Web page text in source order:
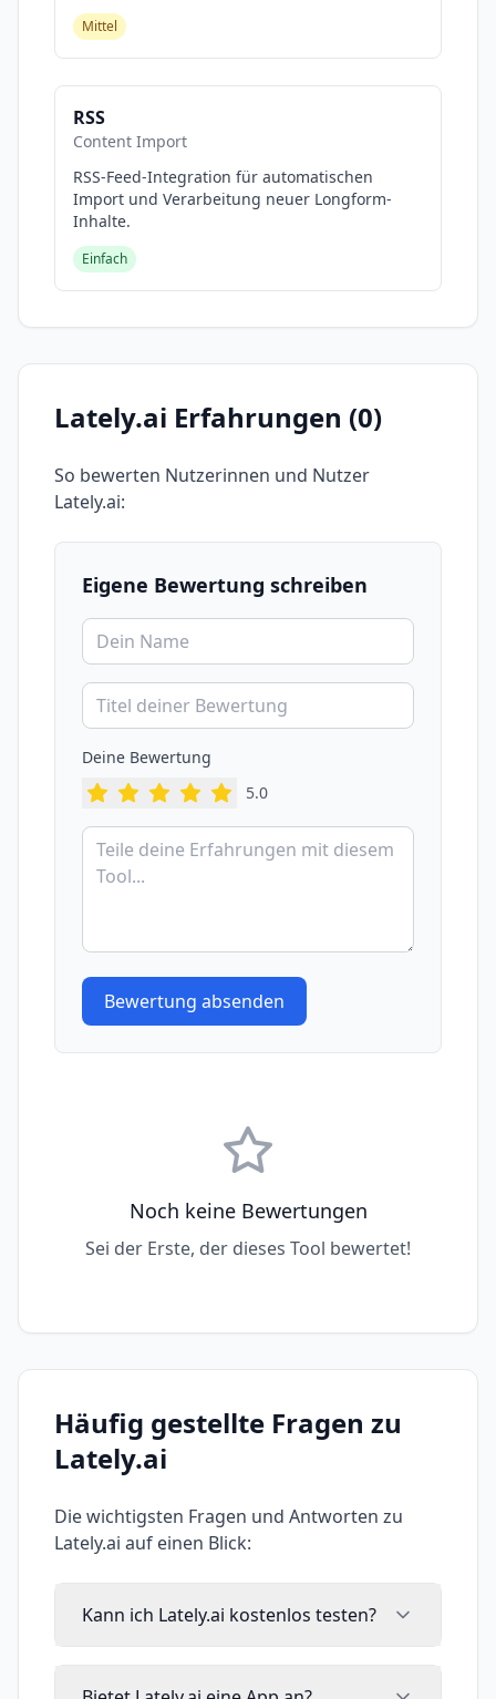
Mittel
RSS
Content Import
RSS-Feed-Integration für automatischen
Import und Verarbeitung neuer Longform-
Inhalte.
Einfach
Lately.ai Erfahrungen (0)
So bewerten Nutzerinnen und Nutzer
Lately.ai:
Eigene Bewertung schreiben
Deine Bewertung
5.0
Bewertung absenden
Noch keine Bewertungen
Sei der Erste, der dieses Tool bewertet!
Häufig gestellte Fragen zu
Lately.ai
Die wichtigsten Fragen und Antworten zu
Lately.ai auf einen Blick:
Kann ich Lately.ai kostenlos testen?